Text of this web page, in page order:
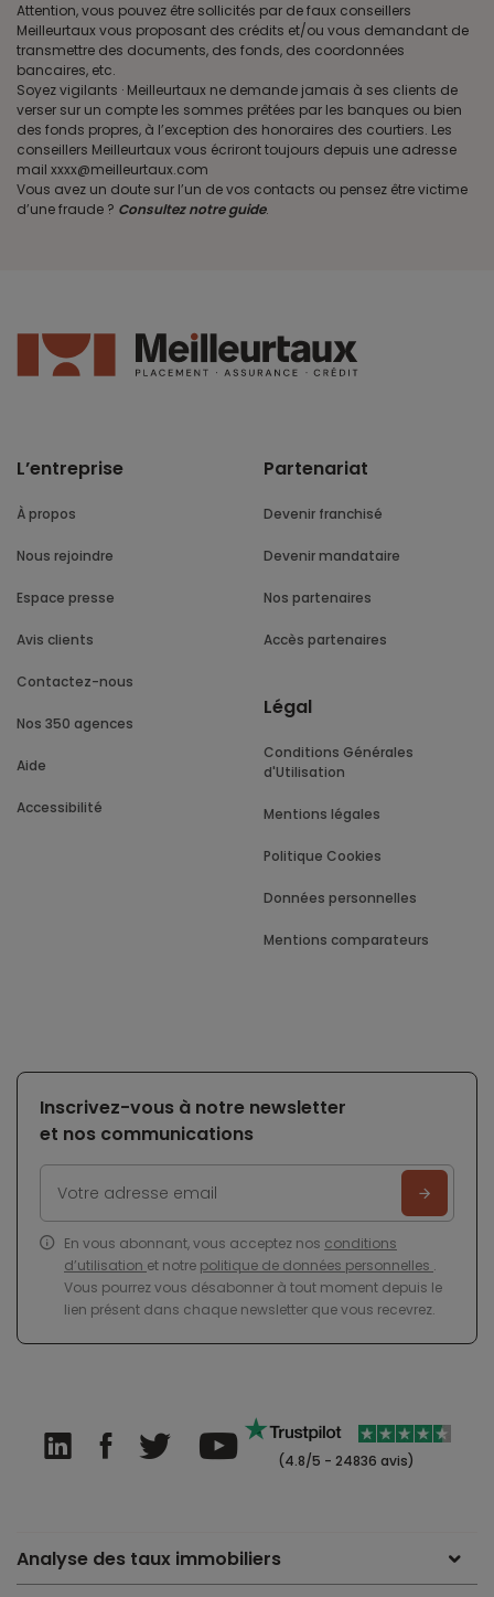
Attention, vous pouvez être sollicités par de faux conseillers
Meilleurtaux vous proposant des crédits et/ou vous demandant de
transmettre des documents, des fonds, des coordonnées
bancaires, etc.
Soyez vigilants · Meilleurtaux ne demande jamais à ses clients de
verser sur un compte les sommes prêtées par les banques ou bien
des fonds propres, à l’exception des honoraires des courtiers. Les
conseillers Meilleurtaux vous écriront toujours depuis une adresse
mail xxxx@meilleurtaux.com
Vous avez un doute sur l’un de vos contacts ou pensez être victime
d’une fraude ? Consultez notre guide.
L’entreprise
À propos
Nous rejoindre
Espace presse
Avis clients
Contactez-nous
Nos 350 agences
Aide
Accessibilité
Partenariat
Devenir franchisé
Devenir mandataire
Nos partenaires
Accès partenaires
Légal
Conditions Générales
d'Utilisation
Mentions légales
Politique Cookies
Données personnelles
Mentions comparateurs
Inscrivez-vous à notre newsletter
et nos communications
En vous abonnant, vous acceptez nos conditions
d’utilisation et notre politique de données personnelles .
Vous pourrez vous désabonner à tout moment depuis le
lien présent dans chaque newsletter que vous recevrez.
(4.8/5 - 24836 avis)
Analyse des taux immobiliers